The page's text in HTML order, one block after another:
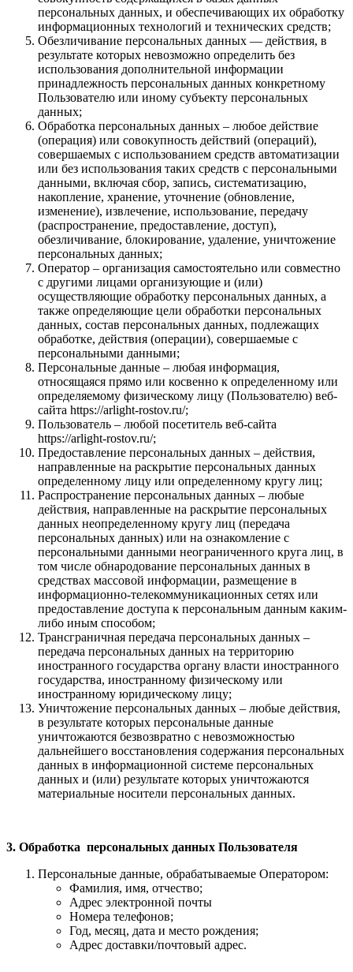
персональных данных, и обеспечивающих их обработку
информационных технологий и технических средств;
Обезличивание персональных данных — действия, в
результате которых невозможно определить без
использования дополнительной информации
принадлежность персональных данных конкретному
Пользователю или иному субъекту персональных
данных;
Обработка персональных данных – любое действие
(операция) или совокупность действий (операций),
совершаемых с использованием средств автоматизации
или без использования таких средств с персональными
данными, включая сбор, запись, систематизацию,
накопление, хранение, уточнение (обновление,
изменение), извлечение, использование, передачу
(распространение, предоставление, доступ),
обезличивание, блокирование, удаление, уничтожение
персональных данных;
Оператор – организация самостоятельно или совместно
с другими лицами организующие и (или)
осуществляющие обработку персональных данных, а
также определяющие цели обработки персональных
данных, состав персональных данных, подлежащих
обработке, действия (операции), совершаемые с
персональными данными;
Персональные данные – любая информация,
относящаяся прямо или косвенно к определенному или
определяемому физическому лицу (Пользователю) веб-
сайта https://arlight-rostov.ru/;
Пользователь – любой посетитель веб-сайта
https://arlight-rostov.ru/;
Предоставление персональных данных – действия,
направленные на раскрытие персональных данных
определенному лицу или определенному кругу лиц;
Распространение персональных данных – любые
действия, направленные на раскрытие персональных
данных неопределенному кругу лиц (передача
персональных данных) или на ознакомление с
персональными данными неограниченного круга лиц, в
том числе обнародование персональных данных в
средствах массовой информации, размещение в
информационно-телекоммуникационных сетях или
предоставление доступа к персональным данным каким-
либо иным способом;
Трансграничная передача персональных данных –
передача персональных данных на территорию
иностранного государства органу власти иностранного
государства, иностранному физическому или
иностранному юридическому лицу;
Уничтожение персональных данных – любые действия,
в результате которых персональные данные
уничтожаются безвозвратно с невозможностью
дальнейшего восстановления содержания персональных
данных в информационной системе персональных
данных и (или) результате которых уничтожаются
материальные носители персональных данных.
3. Обработка персональных данных Пользователя
Персональные данные, обрабатываемые Оператором:
Фамилия, имя, отчество;
Адрес электронной почты
Номера телефонов;
Год, месяц, дата и место рождения;
Адрес доставки/почтовый адрес.